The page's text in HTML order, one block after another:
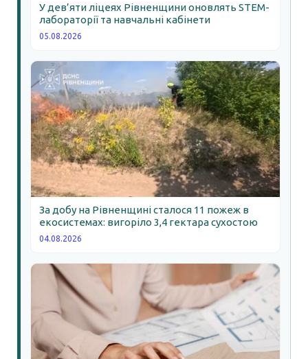
У дев’яти ліцеях Рівненщини оновлять STEM-
лабораторії та навчальні кабінети
05.08.2026
За добу на Рівненщині сталося 11 пожеж в
екосистемах: вигоріло 3,4 гектара сухостою
04.08.2026